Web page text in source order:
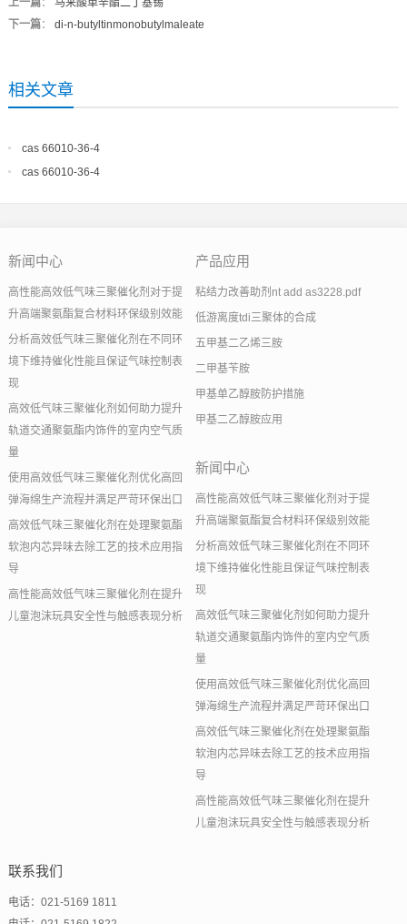
上一篇： 马来酸单辛酯二丁基锡
下一篇： di-n-butyltinmonobutylmaleate
相关文章
cas 66010-36-4
cas 66010-36-4
新闻中心
高性能高效低气味三聚催化剂对于提
升高端聚氨酯复合材料环保级别效能
分析高效低气味三聚催化剂在不同环
境下维持催化性能且保证气味控制表
现
高效低气味三聚催化剂如何助力提升
轨道交通聚氨酯内饰件的室内空气质
量
使用高效低气味三聚催化剂优化高回
弹海绵生产流程并满足严苛环保出口
高效低气味三聚催化剂在处理聚氨酯
软泡内芯异味去除工艺的技术应用指
导
高性能高效低气味三聚催化剂在提升
儿童泡沫玩具安全性与触感表现分析
产品应用
粘结力改善助剂nt add as3228.pdf
低游离度tdi三聚体的合成
五甲基二乙烯三胺
二甲基苄胺
甲基单乙醇胺防护措施
甲基二乙醇胺应用
新闻中心
高性能高效低气味三聚催化剂对于提
升高端聚氨酯复合材料环保级别效能
分析高效低气味三聚催化剂在不同环
境下维持催化性能且保证气味控制表
现
高效低气味三聚催化剂如何助力提升
轨道交通聚氨酯内饰件的室内空气质
量
使用高效低气味三聚催化剂优化高回
弹海绵生产流程并满足严苛环保出口
高效低气味三聚催化剂在处理聚氨酯
软泡内芯异味去除工艺的技术应用指
导
高性能高效低气味三聚催化剂在提升
儿童泡沫玩具安全性与触感表现分析
联系我们
电话：021-5169 1811